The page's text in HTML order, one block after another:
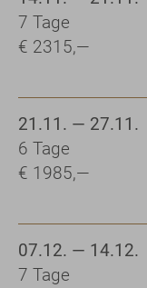
7 Tage
€ 2315,—
21.11. — 27.11.
6 Tage
€ 1985,—
07.12. — 14.12.
7 Tage